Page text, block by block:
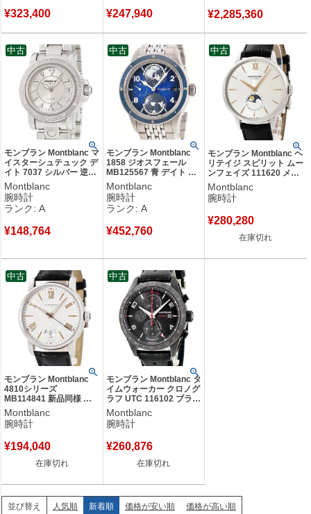
¥323,400 ¥247,940 ¥2,285,360
モンブラン Montblanc マ
イスターシュテュック デ
イト 7037 シルバー 逆回
転防止ベゼル メンズ 腕
時計クオーツ シルバー
【中古】中古美品
Montblanc
腕時計
ランク: A
¥148,764
中古
モンブラン Montblanc
1858 ジオスフェール
MB125567 青 デイト ワ
ールドタイム 第2時間帯
表示 デイ&ナイト メンズ
腕時計自動巻き ブルー
【中古】中古美品
Montblanc
腕時計
ランク: A
¥452,760
中古
モンブラン Montblanc ヘ
リテイジ スピリット ムー
ンフェイズ 111620 メー
カーOH済 デイト シルバ
ー メンズ 腕時計自動巻き
シルバー 【中古】
Montblanc
腕時計
¥280,280
在庫切れ
中古
モンブラン Montblanc
4810シリーズ
MB114841 新品同様 デ
イト ギョウシェ バー ロ
ーマン シルバー メンズ
腕時計自動巻き シルバー
Montblanc
腕時計
¥194,040
在庫切れ
中古
モンブラン Montblanc タ
イムウォーカー クロノグ
ラフ UTC 116102 ブラッ
クDLC加工 黒 デイト
GMT メンズ 腕時計自動
巻き ブラック 【中古】
Montblanc
腕時計
¥260,876
在庫切れ
中古
並び替え 人気順 新着順 価格が安い順 価格が高い順